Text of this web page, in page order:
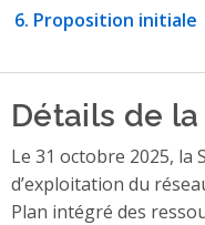
Proposition initiale
Détails de
Le 31 octobre 2025, la
d’exploitation du
Plan intégré des